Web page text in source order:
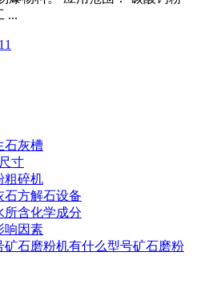
...
石灰槽
寸
粗碎机
石方解石设备
所含化学成分
响因素
石磨粉机有什么型号矿石磨粉